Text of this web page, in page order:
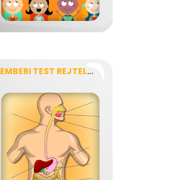
AZ EMBERI TEST REJTELMEI